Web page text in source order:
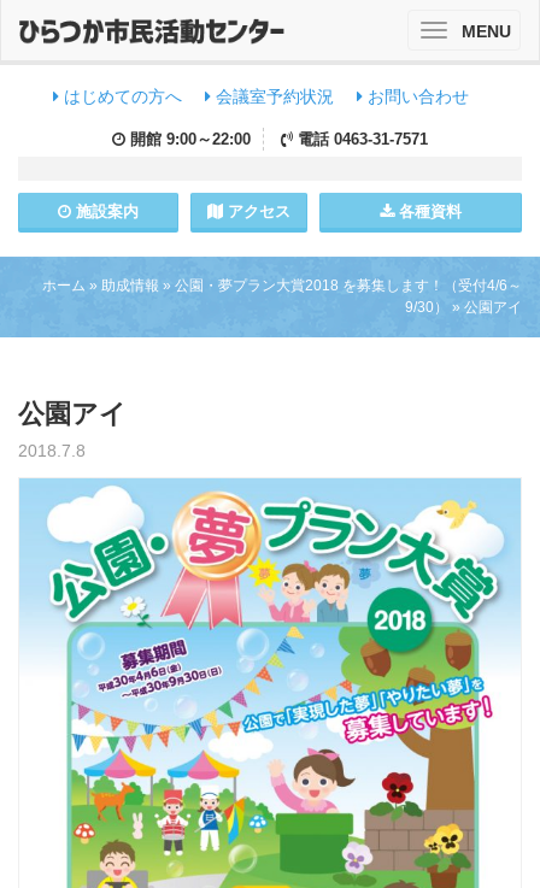
はじめての方へ 会議室予約状況 お問い合わせ
開館 9:00～22:00 電話 0463-31-7571
施設案内 アクセス 各種資料
ToggleMENU
ホーム » 助成情報 » 公園・夢プラン大賞2018 を募集します！（受付4/6～
9/30）
» 公園アイ
公園アイ
2018.7.8